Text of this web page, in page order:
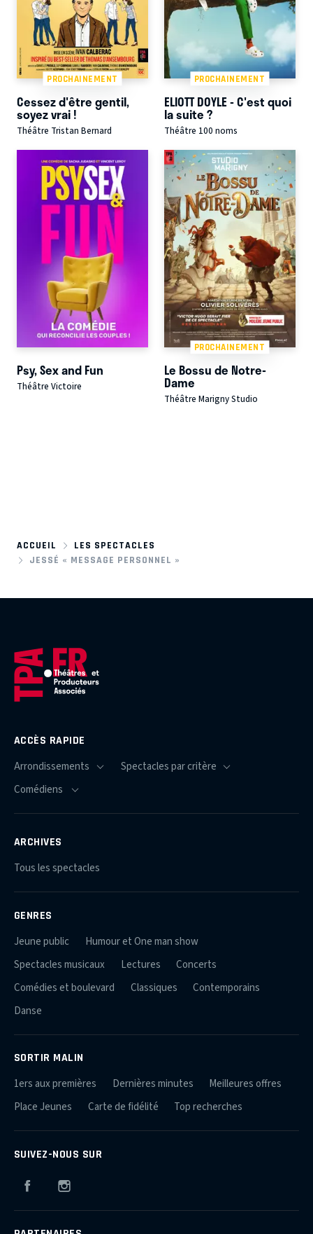
PROCHAINEMENT
Cessez d'être gentil,
soyez vrai !
Théâtre Tristan Bernard
PROCHAINEMENT
ELIOTT DOYLE - C'est quoi
la suite ?
Théâtre 100 noms
Psy, Sex and Fun
Théâtre Victoire
PROCHAINEMENT
Le Bossu de Notre-
Dame
Théâtre Marigny Studio
ACCUEIL
LES SPECTACLES
JESSÉ « MESSAGE PERSONNEL »
ACCÈS RAPIDE
ARCHIVES
Tous les spectacles
GENRES
Jeune public
Humour et One man show
Spectacles musicaux
Lectures
Concerts
Comédies et boulevard
Classiques
Contemporains
Danse
SORTIR MALIN
1ers aux premières Dernières minutes
Meilleures offres
Place Jeunes
Carte de fidélité Top recherches
SUIVEZ-NOUS SUR
Facebook